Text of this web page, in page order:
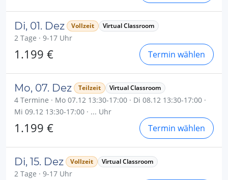
Di, 01. Dez Vollzeit Virtual Classroom
2 Tage · 9-17 Uhr
1.199 € Termin wählen
Mo, 07. Dez Teilzeit Virtual Classroom
4 Termine · Mo 07.12 13:30-17:00 · Di 08.12 13:30-17:00 ·
Mi 09.12 13:30-17:00 · ... Uhr
1.199 € Termin wählen
Di, 15. Dez Vollzeit Virtual Classroom
2 Tage · 9-17 Uhr